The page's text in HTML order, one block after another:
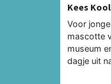
Kees Kool
Voor
mascotte
museum
dagje uit